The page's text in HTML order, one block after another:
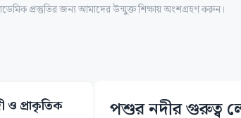
প্রস্তুতির জন্য আমাদের উন্মুক্ত শিক্ষায় অংশগ্রহণ করুন।
ও প্রাকৃতিক
পশুর নদীর গুরুত্ব